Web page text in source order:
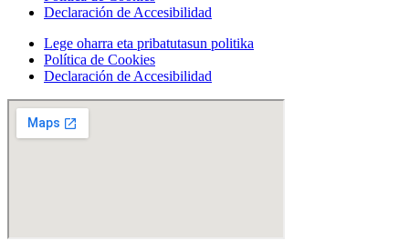
Declaración de Accesibilidad
Lege oharra eta pribatutasun politika
Política de Cookies
Declaración de Accesibilidad